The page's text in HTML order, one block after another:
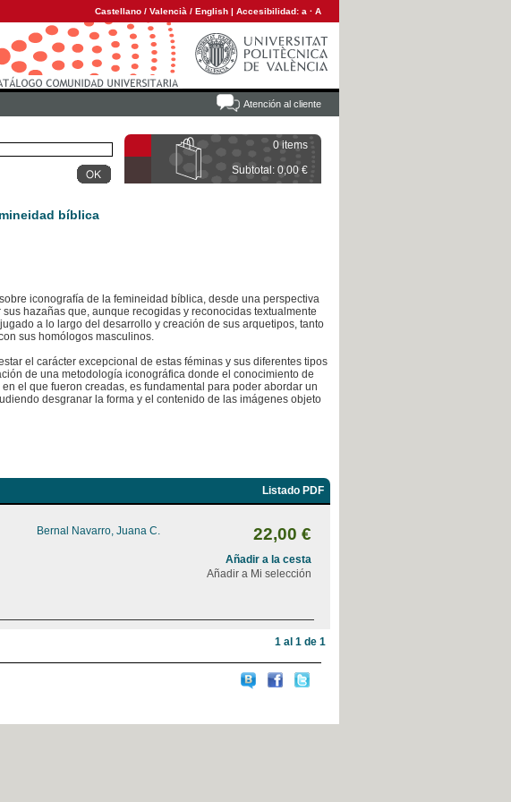
Castellano / Valencià / English | Accesibilidad: a · A
Atención al cliente
0 items
Subtotal: 0,00 €
bíblica
iconografía de la femineidad bíblica, desde una perspectiva
hazañas que, aunque recogidas y reconocidas textualmente
a lo largo del desarrollo y creación de sus arquetipos, tanto
sus homólogos masculinos.
el carácter excepcional de estas féminas y sus diferentes tipos
de una metodología iconográfica donde el conocimiento de
el que fueron creadas, es fundamental para poder abordar un
desgranar la forma y el contenido de las imágenes objeto
Listado PDF
Bernal Navarro, Juana C. 22,00 €
Añadir a la cesta
Añadir a Mi selección
1 al 1 de 1